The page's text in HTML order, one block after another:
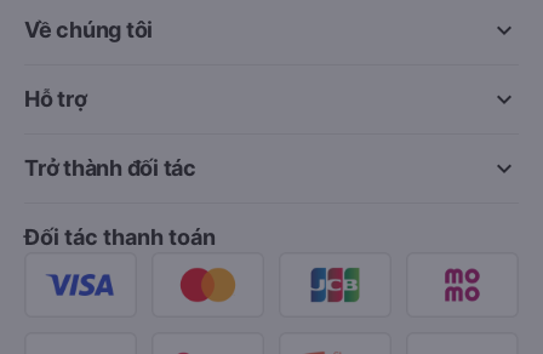
keyboard_arrow_down
Về chúng tôi
keyboard_arrow_down
Hỗ trợ
keyboard_arrow_down
Trở thành đối tác
Đối tác thanh toán